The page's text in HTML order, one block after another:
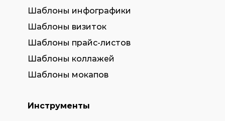
Шаблоны инфографики
Шаблоны визиток
Шаблоны прайс-листов
Шаблоны коллажей
Шаблоны мокапов
Инструменты